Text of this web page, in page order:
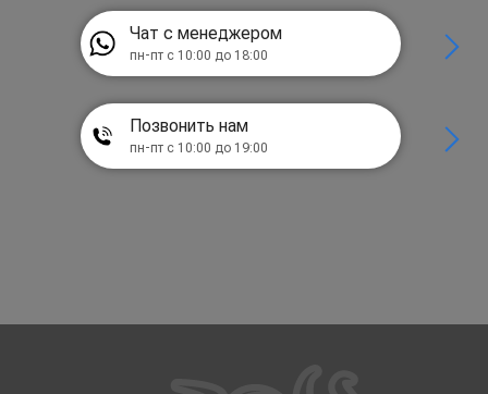
Чат с менеджером
пн-пт с 10:00 до 18:00
Позвонить нам
пн-пт с 10:00 до 19:00